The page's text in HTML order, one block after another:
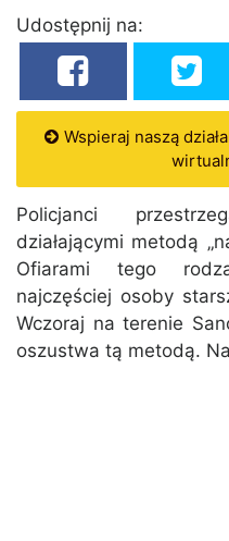
Udostępnij na:
Wspieraj naszą
Policjanci
działającymi metodą
Ofiarami tego
najczęściej osoby
Wczoraj na terenie
oszustwa tą metodą.